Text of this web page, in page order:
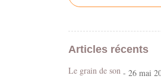
Articles récents
Le grain de son - 26 mai